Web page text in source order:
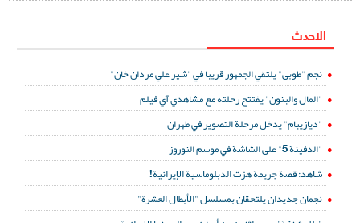
الاحدث
نجم "طوبى" يلتقي الجمهور قريبا في "شير علي مردان خان"
"المال والبنون" يفتتح رحلته مع مشاهدي آي فيلم
"ديازيبام" يدخل مرحلة التصوير في طهران
"الدفينة 5" على الشاشة في موسم النوروز
شاهد: قصة جريمة هزت الدبلوماسية الإيرانية!
نجمان جديدان يلتحقان بمسلسل "الأبطال العشرة"